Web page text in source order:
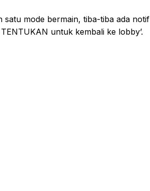
satu mode bermain, tiba-tiba ada notif
untuk kembali ke lobby’.